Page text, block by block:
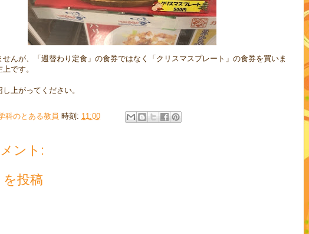
せんが、「週替わり定食」の食券ではなく「クリスマスプレート」の食券を買いま
です。
上がってください。
科のとある教員 時刻: 11:00
ント:
投稿